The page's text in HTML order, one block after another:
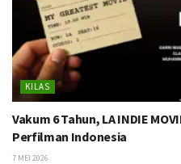
KILAS
Vakum 6 Tahun, LA INDIE
Perfilman Indonesia
7 MEI 2026